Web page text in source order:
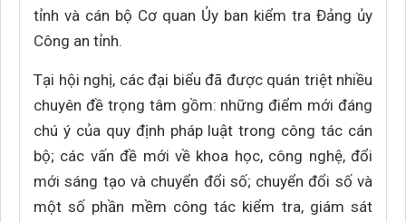
tỉnh và cán bộ Cơ quan Ủy ban kiểm tra Đảng ủy
Công an tỉnh.
Tại hội nghị, các đại biểu đã được quán triệt nhiều
chuyên đề trọng tâm gồm: những điểm mới đáng
chú ý của quy định pháp luật trong công tác cán
bộ; các vấn đề mới về khoa học, công nghệ, đổi
mới sáng tạo và chuyển đổi số; chuyển đổi số và
một số phần mềm công tác kiểm tra, giám sát